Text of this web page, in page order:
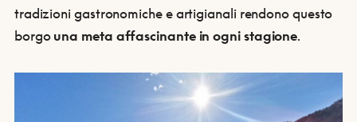
tradizioni gastronomiche e artigianali rendono questo
borgouna meta affascinante in ogni stagione.